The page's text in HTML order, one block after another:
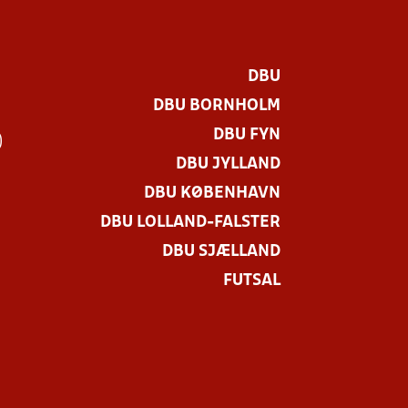
DBU
DBU BORNHOLM
DBU FYN
DBU JYLLAND
DBU KØBENHAVN
DBU LOLLAND-FALSTER
DBU SJÆLLAND
FUTSAL